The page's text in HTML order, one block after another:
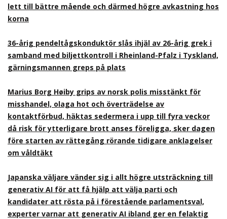
lett till bättre mående och därmed högre avkastning hos
korna
36-årig pendeltågskonduktör slås ihjäl av 26-årig grek i
samband med biljettkontroll i Rheinland-Pfalz i Tyskland,
gärningsmannen greps på plats
Marius Borg Høiby grips av norsk polis misstänkt för
misshandel, olaga hot och överträdelse av
kontaktförbud, häktas sedermera i upp till fyra veckor
då risk för ytterligare brott anses föreligga, sker dagen
före starten av rättegång rörande tidigare anklagelser
om våldtäkt
Japanska väljare vänder sig i allt högre utsträckning till
generativ AI för att få hjälp att välja parti och
kandidater att rösta på i förestående parlamentsval,
experter varnar att generativ AI ibland ger en felaktig